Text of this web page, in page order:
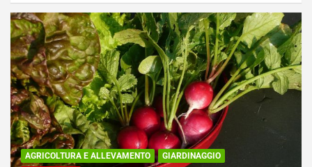
AGRICOLTURA E ALLEVAMENTO
GIARDINAGGIO